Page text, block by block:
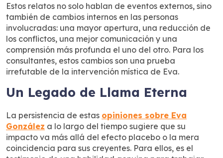
Estos relatos no solo hablan de eventos externos, sino
también de cambios internos en las personas
involucradas: una mayor apertura, una reducción de
los conflictos, una mejor comunicación y una
comprensión más profunda el uno del otro. Para los
consultantes, estos cambios son una prueba
irrefutable de la intervención mística de Eva.
Un Legado de Llama Eterna
La persistencia de estas opiniones sobre Eva
González a lo largo del tiempo sugiere que su
impacto va más allá del efecto placebo o la mera
coincidencia para sus creyentes. Para ellos, es el